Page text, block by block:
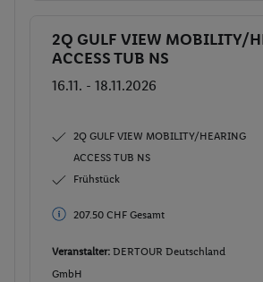
Buchen
2Q GULF VIEW MOBILITY/
ACCESS TUB NS
16.11. - 18.11.2026
2Q GULF VIEW MOBILITY/HEARING
ACCESS TUB NS
Frühstück
207.50 CHF Gesamt
Veranstalter: DERTOUR Deutschland
GmbH